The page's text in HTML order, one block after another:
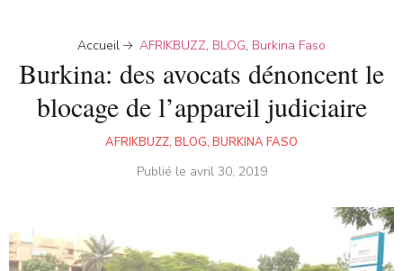
Accueil AFRIKBUZZ, BLOG, Burkina Faso
Burkina: des avocats dénoncent le
blocage de l’appareil judiciaire
AFRIKBUZZ, BLOG, BURKINA FASO
Publié le avril 30, 2019